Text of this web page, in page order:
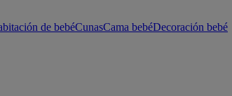
de bebéCunasCama bebéDecoración bebé